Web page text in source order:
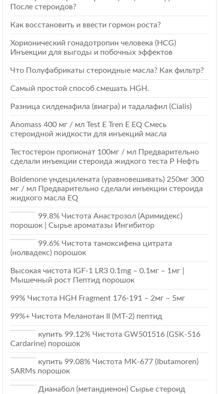
После стероидов?
Как восстановить и ввести гормон роста?
Хорионический гонадотропин человека (HCG)
Инъекции для выгоды и побочных эффектов
Что Полуфабрикаты стероидные масла? Как фильтр?
Самый простой способ смешать HGH.
Разница силденафила (виагра) и тадалафил (Cialis)
Anomass 400 мг / мл Test E Tren E EQ Смесь
стероидной жидкости для инъекций масла
Тестостерон пропионат 100мг / мл Предварительно
сделали инъекции стероида жидкого теста Р Нефть
Boldenone ундецилената (уравновешивать) 250мг 300
мг / мл Предварительно сделали инъекции стероида
жидкого масла EQ
99.8% Чистота Анастрозол (Аримидекс)
порошок | Сырье ароматазы Ингибитор
99.6% Чистота тамоксифена цитрата
(нолвадекс) порошок
Высокая чистота IGF-1 LR3 0.1mg – 0.1мг – 1мг |
Мышечный рост Пептид порошок
99% Чистота HGH Fragment 176-191 – 2мг – 5мг
99%+ Чистота Меланотан II (МТ-2) пептид
купить 99.12% Чистота GW501516 (GSK-516
Cardarine) порошок
купить 99.08% Чистота MK-677 (Ibutamoren)
SARMs порошок
Дианабол (метандиенон) Сырье стероид